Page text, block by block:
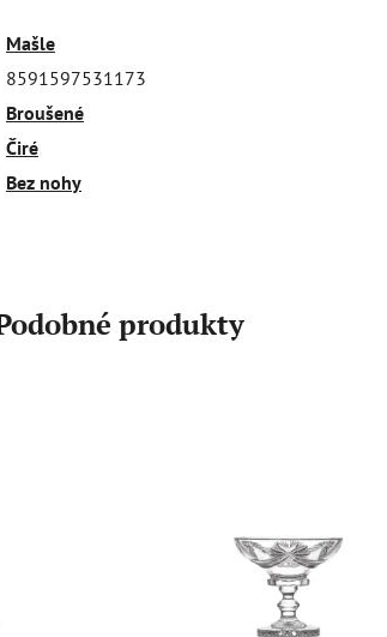
Mašle
8591597531173
Broušené
Čiré
Bez nohy
produkty